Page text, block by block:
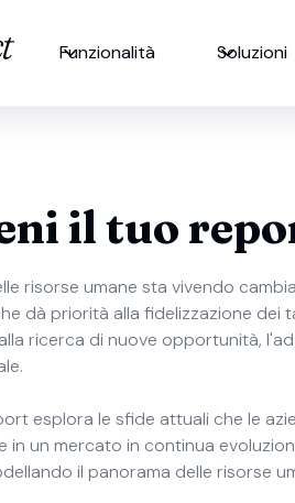
Funzionalità Soluzioni
il tuo
risorse umane sta vivendo
dà priorità alla fidelizzazione dei
ricerca di nuove opportunità,
esplora le sfide attuali che le
in un mercato in continua
il panorama delle risorse